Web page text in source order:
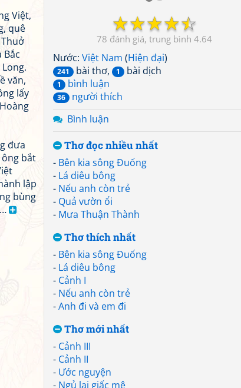
☆
☆
☆
☆
☆
78 4.64
Nước: Việt Nam (Hiện đại)
241 bài thơ, 1 bài dịch
1 bình luận
36
người thích
Bình luận
Thơ đọc nhiều nhất
- Bên kia sông Đuống
- Lá diêu bông
- Nếu anh còn trẻ
- Quả vườn ổi
- Mưa Thuận Thành
Thơ thích nhất
- Bên kia sông Đuống
- Lá diêu bông
- Cảnh I
- Nếu anh còn trẻ
-Anh đi và em đi
Thơ mới nhất
- Cảnh III
- Cảnh II
- Ước nguyện
- Ngủ lại giấc mê
Việt,
quê
Bắc
văn,
lấy
đưa
ông bắt
lập
bùng